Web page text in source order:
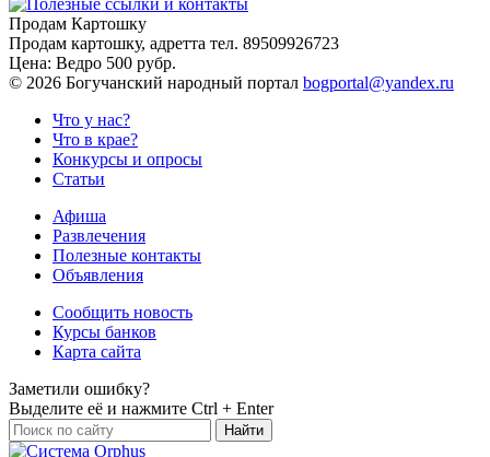
Продам Картошку
Продам картошку, адретта тел. 89509926723
Цена: Ведро 500 рубр.
© 2026 Богучанский народный портал bogportal@yandex.ru
Что у нас?
Что в крае?
Конкурсы и опросы
Статьи
Афиша
Развлечения
Полезные контакты
Объявления
Сообщить новость
Курсы банков
Карта сайта
Заметили ошибку?
Выделите её и нажмите Ctrl + Enter